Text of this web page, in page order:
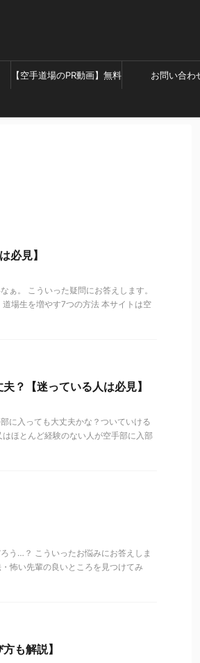
【空手道場のPR動画】無料 お問い合わ
必見】
ぁ。 こういった疑問にお答えします。
場生を増やす7つの方法 本サイトは空
？【迷っている人は必見】
に入っても大丈夫かな？ついていける
ほとんど経験のない人が空手部に入部
う…？ こういったお悩みにお答えしま
怖い先輩の良いところを見つけてみ
も解説】